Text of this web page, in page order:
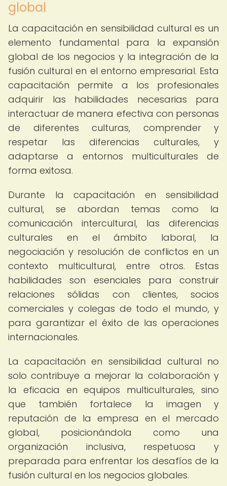
global
La capacitación en sensibilidad cultural es un
elemento fundamental para la expansión
global de los negocios y la integración de la
fusión cultural en el entorno empresarial. Esta
capacitación permite a los profesionales
adquirir las habilidades necesarias para
interactuar de manera efectiva con personas
de diferentes culturas, comprender y
respetar las diferencias culturales, y
adaptarse a entornos multiculturales de
forma exitosa.
Durante la capacitación en sensibilidad
cultural, se abordan temas como la
comunicación intercultural, las diferencias
culturales en el ámbito laboral, la
negociación y resolución de conflictos en un
contexto multicultural, entre otros. Estas
habilidades son esenciales para construir
relaciones sólidas con clientes, socios
comerciales y colegas de todo el mundo, y
para garantizar el éxito de las operaciones
internacionales.
La capacitación en sensibilidad cultural no
solo contribuye a mejorar la colaboración y
la eficacia en equipos multiculturales, sino
que también fortalece la imagen y
reputación de la empresa en el mercado
global, posicionándola como una
organización inclusiva, respetuosa y
preparada para enfrentar los desafíos de la
fusión cultural en los negocios globales.